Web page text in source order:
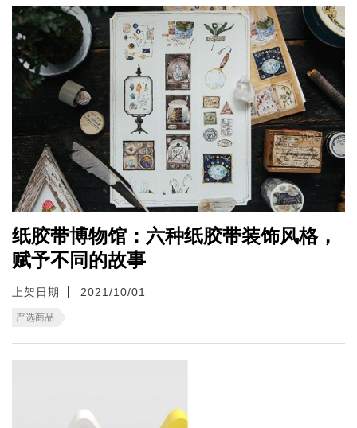
纸胶带博物馆：六种纸胶带装饰风格，
赋予不同的故事
上架日期 2021/10/01
严选商品